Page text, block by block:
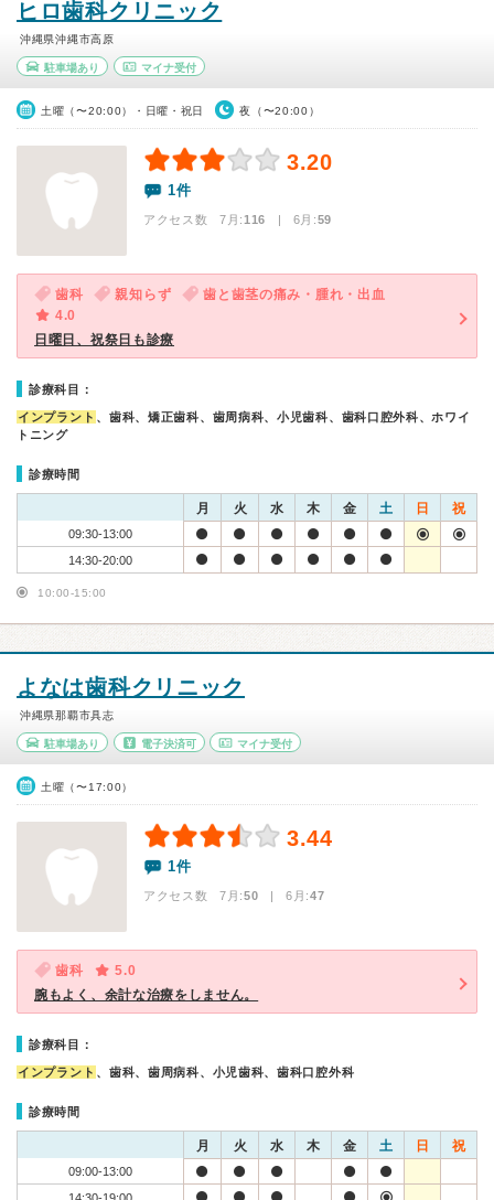
ヒロ歯科クリニック
沖縄県沖縄市高原
駐車場あり マイナ受付
土曜（〜20:00）・日曜・祝日 夜（〜20:00）
3.20
1件
アクセス数 7月:116 | 6月:59
歯科 親知らず
歯と歯茎の痛み・腫れ・出血
4.0
日曜日、祝祭日も診療
診療科目：
インプラント 、歯科、矯正歯科、歯周病科、小児歯科、歯科口腔外科、ホワイ
トニング
診療時間
月 火 水 木 金 土 日 祝
09:30-13:00
14:30-20:00
10:00-15:00
よなは歯科クリニック
沖縄県那覇市具志
駐車場あり 電子決済可 マイナ受付
土曜（〜17:00）
3.44
1件
アクセス数 7月:50 | 6月:47
歯科
5.0
腕もよく、余計な治療をしません。
診療科目：
インプラント 、歯科、歯周病科、小児歯科、歯科口腔外科
診療時間
月 火 水 木 金 土 日 祝
09:00-13:00